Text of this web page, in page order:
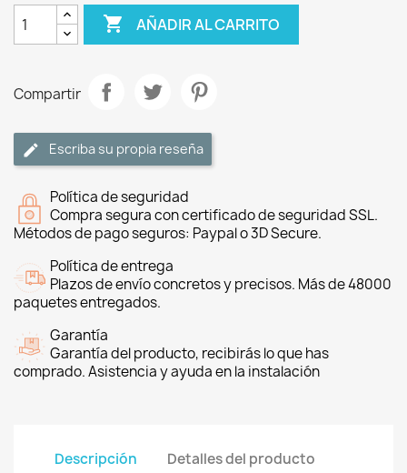
 AÑADIR AL CARRITO
Compartir
Escriba su propia reseña
Política de seguridad
Compra segura con certificado de seguridad SSL.
Métodos de pago seguros: Paypal o 3D Secure.
Política de entrega
Plazos de envío concretos y precisos. Más de 48000
paquetes entregados.
Garantía
Garantía del producto, recibirás lo que has
comprado. Asistencia y ayuda en la instalación
Descripción Detalles del producto